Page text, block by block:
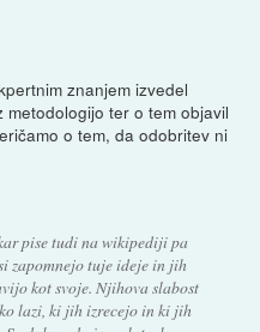
znanjem izvedel
ter o tem objavil
o tem, da odobritev ni
pise tudi na wikipediji pa
zapomnejo tuje ideje in jih
kot svoje. Njihova slabost
lazi, ki jih izrecejo in ki jih